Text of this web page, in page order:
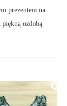
prezentem na
ozdobą